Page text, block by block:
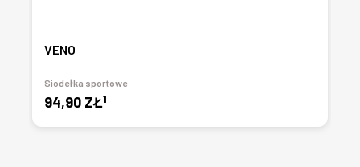
VENO
Siodełka sportowe
94,90 ZŁ1